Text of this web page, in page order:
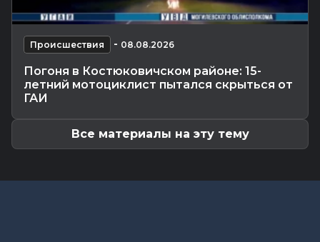
обозначил проблемы...
В Могилевской области спасатели трижды
Калейдоскоп
Почему мозг стирает сны через минуту после
Происшествия - 08.08.2026
Погоня в Костюковичском районе: 15-
летний мотоциклист пытался скрыться от
ГАИ
Все материалы на эту тему